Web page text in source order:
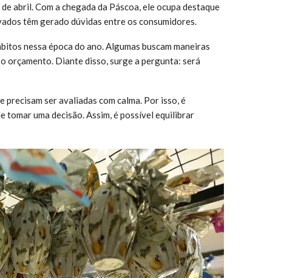
abril. Com a chegada da Páscoa, ele ocupa destaque
têm gerado dúvidas entre os consumidores.
nessa época do ano. Algumas buscam maneiras
orçamento. Diante disso, surge a pergunta: será
precisam ser avaliadas com calma. Por isso, é
tomar uma decisão. Assim, é possível equilibrar